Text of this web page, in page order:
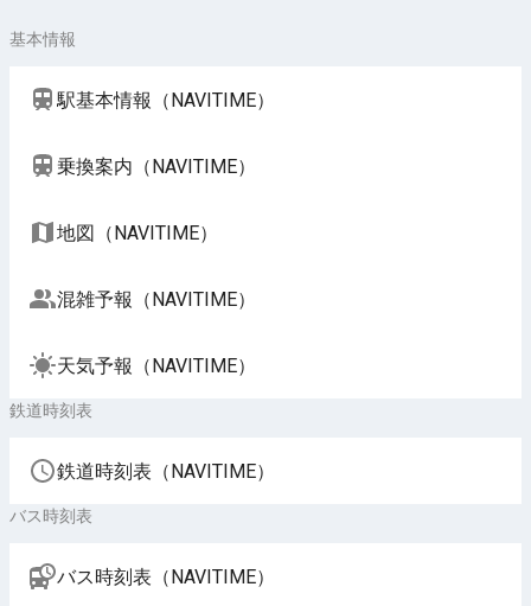
基本情報
駅基本情報（NAVITIME）
乗換案内（NAVITIME）
地図（NAVITIME）
混雑予報（NAVITIME）
天気予報（NAVITIME）
鉄道時刻表
鉄道時刻表（NAVITIME）
バス時刻表
バス時刻表（NAVITIME）